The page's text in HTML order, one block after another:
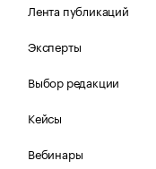
Лента публикаций
Эксперты
Выбор редакции
Кейсы
Вебинары